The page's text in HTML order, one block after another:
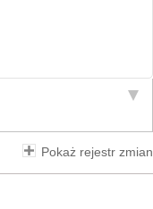
Pokaż rejestr zmian